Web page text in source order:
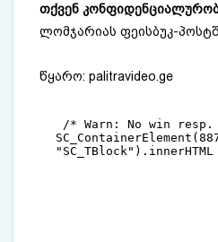
თქვენ
ლომჯარიას ფეისბუკ-
წყარო: ​palitravideo.ge